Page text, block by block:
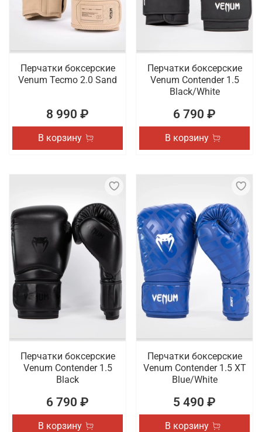
Перчатки боксерские
Venum Tecmo 2.0 Sand
8 990 ₽
В корзину
Перчатки боксерские
Venum Contender 1.5
Black/White
6 790 ₽
В корзину
Перчатки боксерские
Venum Contender 1.5
Black
6 790 ₽
В корзину
Перчатки боксерские
Venum Contender 1.5 XT
Blue/White
5 490 ₽
В корзину